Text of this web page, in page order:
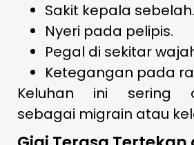
Sakit kepala sebelah.
Nyeri pada pelipis.
Pegal di sekitar
Ketegangan pada
Keluhan ini sering
sebagai migrain atau